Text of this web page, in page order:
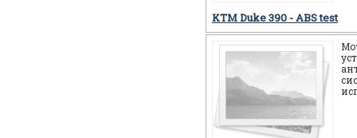
KTM Duke 390 - ABS test